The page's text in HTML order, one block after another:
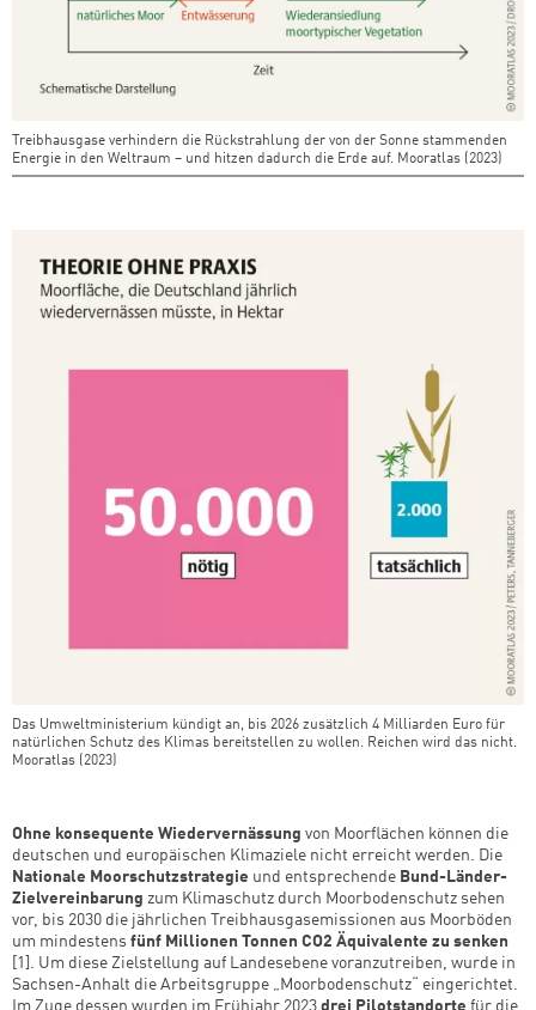
Treibhausgase verhindern die Rückstrahlung der von der Sonne stammenden
Energie in den Weltraum – und hitzen dadurch die Erde auf. Mooratlas (2023)
Das Umweltministerium kündigt an, bis 2026 zusätzlich 4 Milliarden Euro für
natürlichen Schutz des Klimas bereitstellen zu wollen. Reichen wird das nicht.
Mooratlas (2023)
Ohne konsequente Wiedervernässung von Moorflächen können die
deutschen und europäischen Klimaziele nicht erreicht werden. Die
Nationale Moorschutzstrategie und entsprechende Bund-Länder-
Zielvereinbarung zum Klimaschutz durch Moorbodenschutz sehen
vor, bis 2030 die jährlichen Treibhausgasemissionen aus Moorböden
um mindestens fünf Millionen Tonnen CO2 Äquivalente zu senken
[1]. Um diese Zielstellung auf Landesebene voranzutreiben, wurde in
Sachsen-Anhalt die Arbeitsgruppe „Moorbodenschutz“ eingerichtet.
Im Zuge dessen wurden im Frühjahr 2023 drei Pilotstandorte für die